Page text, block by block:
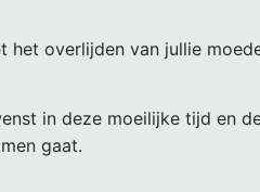
het overlijden van jullie
in deze moeilijke tijd en
gaat.